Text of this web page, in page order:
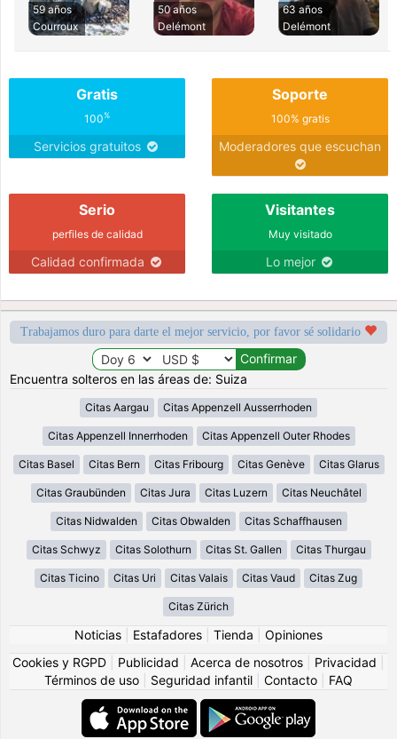
59 años
Courroux
50 años
Delémont
63 años
Delémont
Gratis
100%
Servicios gratuitos
Soporte
100% gratis
Moderadores que escuchan
Serio
perfiles de calidad
Calidad confirmada
Visitantes
Muy visitado
Lo mejor
Trabajamos duro para darte el mejor servicio, por favor sé solidario
Encuentra solteros en las áreas de: Suiza
Citas Aargau Citas Appenzell Ausserrhoden
Citas Appenzell Innerrhoden Citas Appenzell Outer Rhodes
Citas Basel Citas Bern Citas Fribourg Citas Genève Citas Glarus
Citas Graubünden Citas Jura Citas Luzern Citas Neuchâtel
Citas Nidwalden Citas Obwalden Citas Schaffhausen
Citas Schwyz Citas Solothurn Citas St. Gallen Citas Thurgau
Citas Ticino Citas Uri Citas Valais Citas Vaud Citas Zug
Citas Zürich
Noticias Estafadores Tienda
Opiniones
Cookies y RGPD
Publicidad Acerca de nosotros Privacidad
Términos de uso
Seguridad infantil Contacto FAQ